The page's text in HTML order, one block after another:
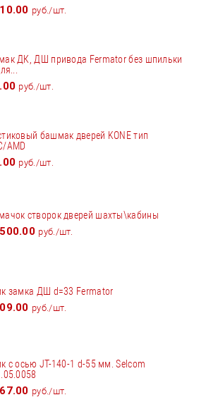
руб./шт.
ДК, ДШ привода Fermator без шпильки
руб./шт.
башмак дверей KONE тип
AMD
руб./шт.
створок дверей шахты\кабины
руб./шт.
замка ДШ d=33 Fermator
руб./шт.
с осью JT-140-1 d-55 мм. Selcom
руб./шт.